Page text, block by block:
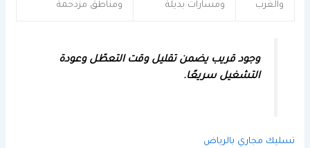
والغرب
ومسارات بديلة
ومناطق مزدحمة
وجود قريب يضمن تقليل وقت التعطّل وعودة
التشغيل سريعًا.
تسليك مجاري بالرياض